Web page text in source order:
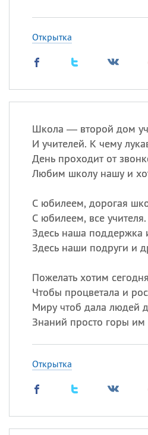
Открытка
Школа — второй дом
И учителей. К чему
День проходит от
Любим школу нашу и
С юбилеем, дорогая
С юбилеем, все учителя.
Здесь наша поддержка
Здесь наши подруги и
Пожелать хотим
Чтобы процветала и
Миру чтоб дала людей
Знаний просто горы им
Открытка